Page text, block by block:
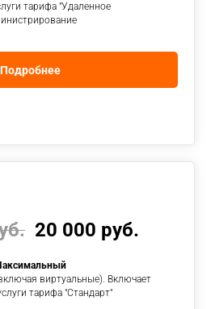
тарифа "Удаленное
Подробнее
20 000 руб.
виртуальные). Включает
тарифа "Стандарт"